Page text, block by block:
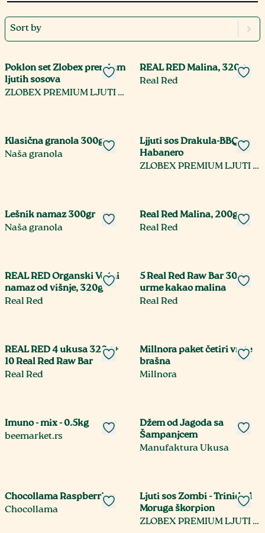
Sort by
Poklon set Zlobex premium
ljutih sosova
ZLOBEX PREMIUM LJUTI SOS
REAL RED Malina, 320g
Real Red
Klasična granola 300gr
Naša granola
Ljjuti sos Drakula-BBQ
Habanero
ZLOBEX PREMIUM LJUTI SOS
Lešnik namaz 300gr
Naša granola
Real Red Malina, 200g
Real Red
REAL RED Organski Voćni
namaz od višnje, 320g
Real Red
5 Real Red Raw Bar 30g,
urme kakao malina
Real Red
REAL RED 4 ukusa 320g +
10 Real Red Raw Bar
Real Red
Millnora paket četiri vrste
brašna
Millnora
Imuno - mix - 0.5kg
beemarket.rs
Džem od Jagoda sa
Šampanjcem
Manufaktura Ukusa
Chocollama Raspberries
Chocollama
Ljuti sos Zombi - Trinidad
Moruga škorpion
ZLOBEX PREMIUM LJUTI SOS